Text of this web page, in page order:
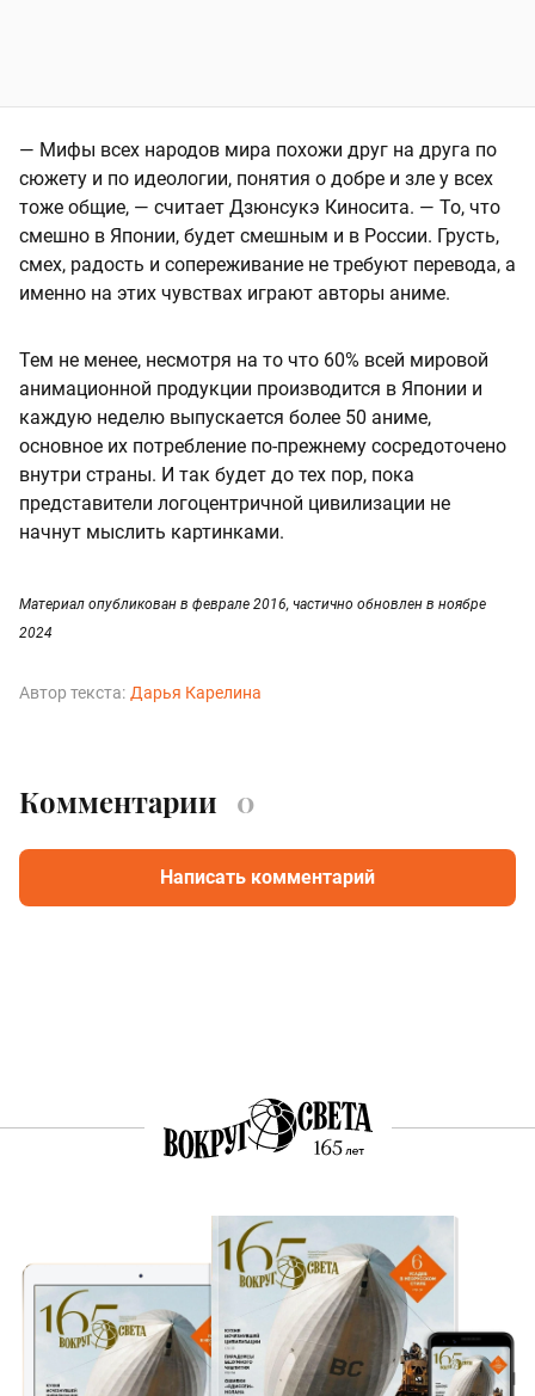
— Мифы всех народов мира похожи друг на друга по
сюжету и по идеологии, понятия о добре и зле у всех
тоже общие, — считает Дзюнсукэ Киносита. — То, что
смешно в Японии, будет смешным и в России. Грусть,
смех, радость и сопереживание не требуют перевода, а
именно на этих чувствах играют авторы аниме.
Тем не менее, несмотря на то что 60% всей мировой
анимационной продукции производится в Японии и
каждую неделю выпускается более 50 аниме,
основное их потребление по-прежнему сосредоточено
внутри страны. И так будет до тех пор, пока
представители логоцентричной цивилизации не
начнут мыслить картинками.
Материал опубликован в феврале 2016, частично обновлен в ноябре
2024
Автор текста: Дарья Карелина
Комментарии 0
Написать комментарий